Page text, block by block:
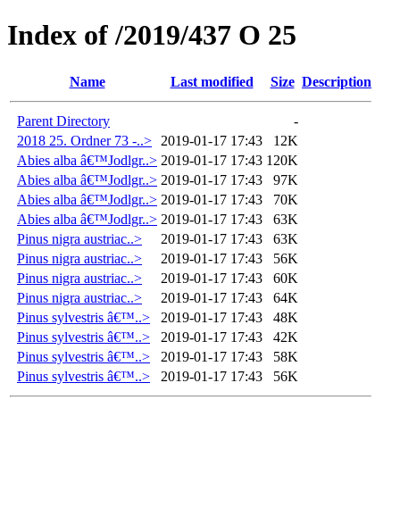
Index of /2019/437 O 25
Name Last modified Size Description
Parent Directory
-
2018 25. Ordner 73 -..>
2019-01-17 17:43
12K
Abies alba â€™Jodlgr..> 2019-01-17 17:43 120K
Abies alba â€™Jodlgr..> 2019-01-17 17:43
97K
Abies alba â€™Jodlgr..> 2019-01-17 17:43
70K
Abies alba â€™Jodlgr..> 2019-01-17 17:43
63K
Pinus nigra austriac..>
2019-01-17 17:43
63K
Pinus nigra austriac..>
2019-01-17 17:43
56K
Pinus nigra austriac..>
2019-01-17 17:43
60K
Pinus nigra austriac..>
2019-01-17 17:43
64K
Pinus sylvestris â€™..>
2019-01-17 17:43
48K
Pinus sylvestris â€™..>
2019-01-17 17:43
42K
Pinus sylvestris â€™..>
2019-01-17 17:43
58K
Pinus sylvestris â€™..>
2019-01-17 17:43 56K